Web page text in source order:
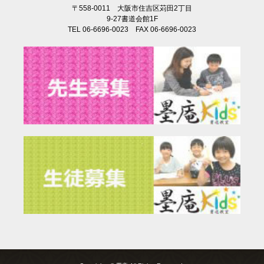
〒558-0011 大阪市住吉区苅田2丁目
9-27書道会館1F
TEL 06-6696-0023 FAX 06-6696-0023